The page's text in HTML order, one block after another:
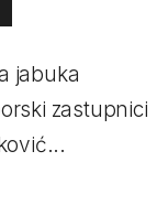
jabuka
zastupnici